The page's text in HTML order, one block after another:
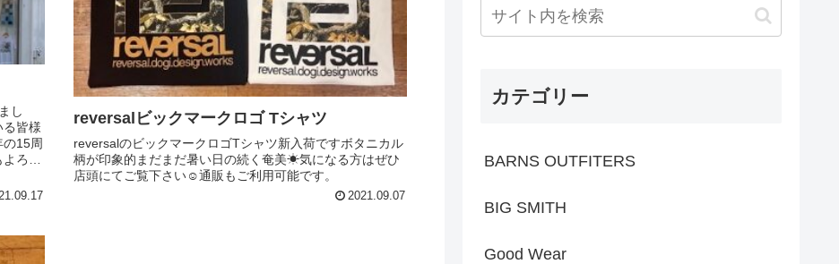
し
皆様
の15周
ろし
reversalビックマークロゴ Tシャツ
reversalのビックマークロゴTシャツ新入荷ですボタニカル
柄が印象的まだまだ暑い日の続く奄美☀︎気になる方はぜひ
店頭にてご覧下さい☺︎︎︎︎通販もご利用可能です。
2021.09.07
カテゴリー
BARNS OUTFITERS
BIG SMITH
Good Wear